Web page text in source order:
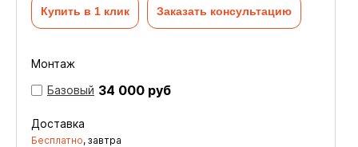
Купить в 1 клик Заказать консультацию
Монтаж
Базовый 34 000 руб
Доставка
Бесплатно, завтра